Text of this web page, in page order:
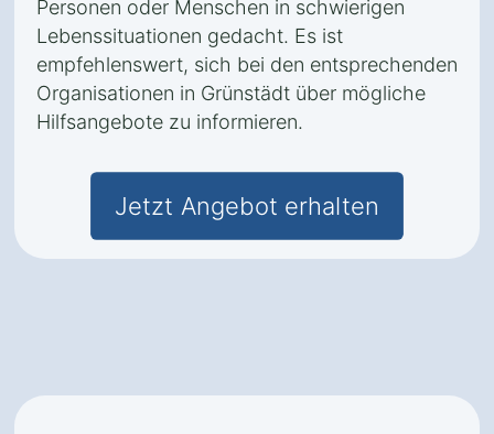
Personen oder Menschen in schwierigen
Lebenssituationen gedacht. Es ist
empfehlenswert, sich bei den entsprechenden
Organisationen in Grünstädt über mögliche
Hilfsangebote zu informieren.
Jetzt Angebot erhalten